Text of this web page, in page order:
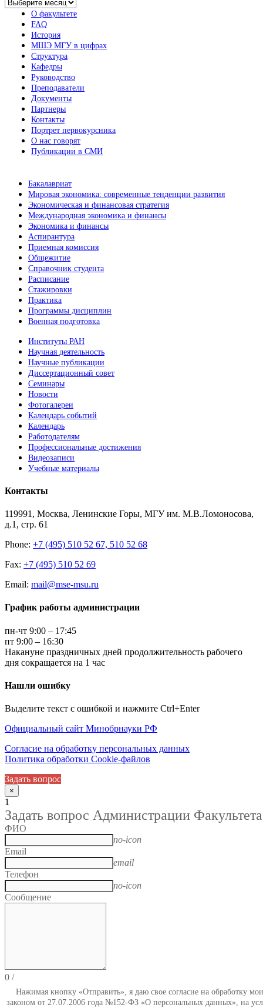
новостейО факультете
FAQ
История
МШЭ МГУ в цифрах
Структура
Кафедры
Руководство
Преподаватели
Документы
Партнеры
Контакты
Портрет первокурсника
О нас говорят
Публикации в СМИ
Бакалавриат
Мировая экономика: современные тенденции развития
Экономическая и финансовая стратегия
Международная экономика и финансы
Экономика и финансы
Аспирантура
Приемная комиссия
Общежитие
Справочник студента
Расписание
Стажировки
Практика
Программы дисциплин
Военная подготовка
Институты РАН
Научная деятельность
Научные публикации
Диссертационный совет
Семинары
Новости
Фотогалереи
Календарь событий
Календарь
Работодателям
Профессиональные достижения
Видеозаписи
Учебные материалы
Контакты
119991, Москва, Ленинские Горы, МГУ им. М.В.Ломоносова,
д.1, стр. 61
Phone: +7 (495) 510 52 67, 510 52 68
Fax: +7 (495) 510 52 69
Email: mail@mse-msu.ru
График работы администрации
пн-чт 9:00 – 17:45
пт 9:00 – 16:30
Накануне праздничных дней продолжительность рабочего
дня сокращается на 1 час
Нашли ошибку
Выделите текст с ошибкой и нажмите Ctrl+Enter
Официальный сайт Минобрнауки РФ
Согласие на обработку персональных данных
Политика обработки Cookie-файлов
Задать вопрос
×
1
Задать вопрос Администрации Факультета
ФИО
no-icon
Email
email
Телефон
no-icon
Сообщение
0 /
Нажимая кнопку «Отправить», я даю свое согласие на обработку
законом от 27.07.2006 года №152-ФЗ «О персональных данных», на